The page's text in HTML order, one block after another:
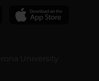
University